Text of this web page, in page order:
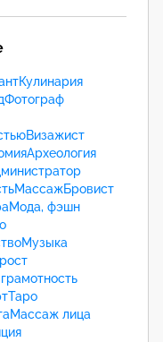
Кулинария
Фотограф
Визажист
Археология
МассажБровист
Мода, фэшн
Музыка
Таро
Массаж лица